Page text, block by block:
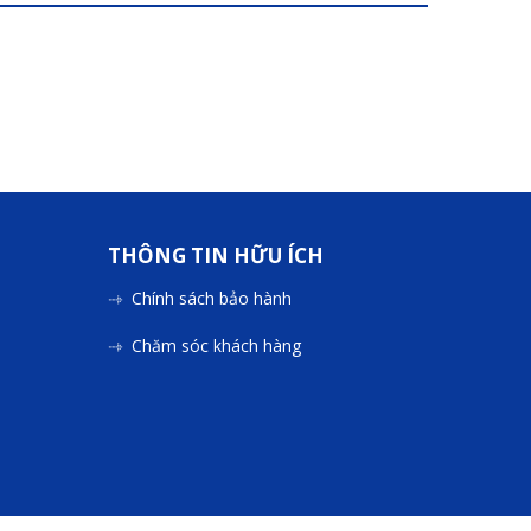
THÔNG TIN HỮU ÍCH
Chính sách bảo hành
Chăm sóc khách hàng